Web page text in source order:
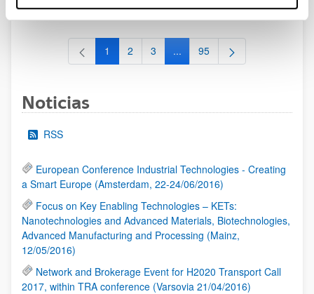
Página
1 Página
2 Página
3 ...Páginas intermedias Use TAB
Página
95
Noticias
RSS
European Conference Industrial Technologies - Creating
a Smart Europe (Amsterdam, 22-24/06/2016)
Focus on Key Enabling Technologies – KETs:
Nanotechnologies and Advanced Materials, Biotechnologies,
Advanced Manufacturing and Processing (Mainz,
12/05/2016)
Network and Brokerage Event for H2020 Transport Call
2017, within TRA conference (Varsovia 21/04/2016)